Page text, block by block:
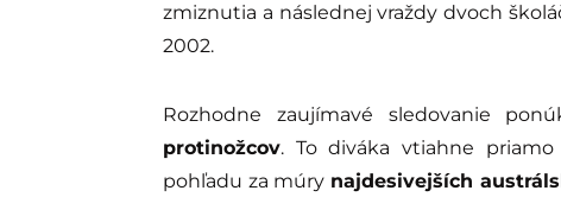
zmiznutia a následnej vraždy dvoch
2002.
Rozhodne zaujímavé sledovanie
protinožcov. To diváka vtiahne
pohľadu za múry najdesivejších